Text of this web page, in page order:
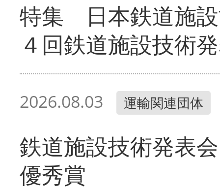
特集 日本鉄道施
４回鉄道施設技術
2026.08.03 運輸関連団体
鉄道施設技術発表
優秀賞